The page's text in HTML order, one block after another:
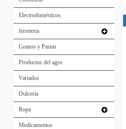
Electrodomésticos
ferretería
Granos y Pastas
Productos del agro
Variados
Dulcería
Ropa
Medicamentos